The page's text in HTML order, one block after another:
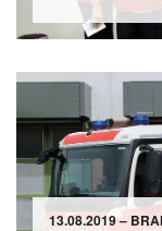
13.08.2019 –